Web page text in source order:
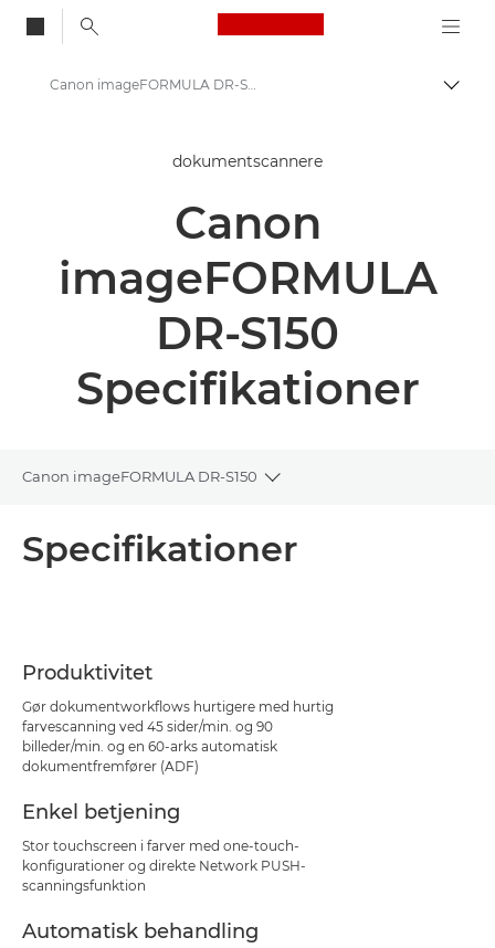
Canon Logo, back
Skift
Løsninger og services
Dokumentscannere
Canon imageFORMULA DR-S150 - Dokumentscannere
Canon imageFORMULA DR-S150 - Dokumentscannere
dokumentscannere
Canon
imageFORMULA
DR-S150
Specifikationer
Canon imageFORMULA DR-S150
Toggle breadcrumbs
Specifikationer
Produktivitet
Gør dokumentworkflows hurtigere med hurtig
farvescanning ved 45 sider/min. og 90
billeder/min. og en 60-arks automatisk
dokumentfremfører (ADF)
Enkel betjening
Stor touchscreen i farver med one-touch-
konfigurationer og direkte Network PUSH-
scanningsfunktion
Automatisk behandling